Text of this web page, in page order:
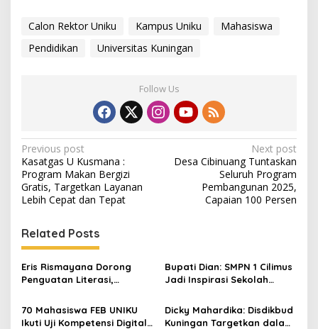
Calon Rektor Uniku Kampus Uniku
Mahasiswa
Pendidikan
Universitas Kuningan
Follow Us
Post
navigation
Previous post
Kasatgas U Kusmana :
Program Makan Bergizi
Gratis, Targetkan Layanan
Lebih Cepat dan Tepat
Next post
Desa Cibinuang Tuntaskan
Seluruh Program
Pembangunan 2025,
Capaian 100 Persen
Related Posts
Eris Rismayana Dorong
Penguatan Literasi,
KKN UIN Sunan Kalijaga di
Sagaranten
Bupati Dian: SMPN 1 Cilimus
Jadi Inspirasi Sekolah
Momentum Cetak Generasi
Emas
70 Mahasiswa FEB UNIKU
Ikuti Uji Kompetensi Digital
Dicky Mahardika: Disdikbud
Kuningan Targetkan dalam